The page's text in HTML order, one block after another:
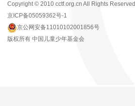
Copyright © 2010 cctf.org.cn All Rights Reserved
京ICP备05059362号-1
京公网安备11010102001856号
版权所有 中国儿童少年基金会